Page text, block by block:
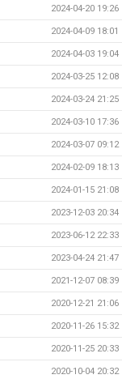
2024-04-20 19:26
2024-04-09 18:01
2024-04-03 19:04
2024-03-25 12:08
2024-03-24 21:25
2024-03-10 17:36
2024-03-07 09:12
2024-02-09 18:13
2024-01-15 21:08
2023-12-03 20:34
2023-06-12 22:33
2023-04-24 21:47
2021-12-07 08:39
2020-12-21 21:06
2020-11-26 15:32
2020-11-25 20:33
2020-10-04 20:32